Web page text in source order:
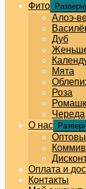
Фито
Алоэ-
Дуб
Мята
Роза
Череда
О нас
Оплата и
Контакты